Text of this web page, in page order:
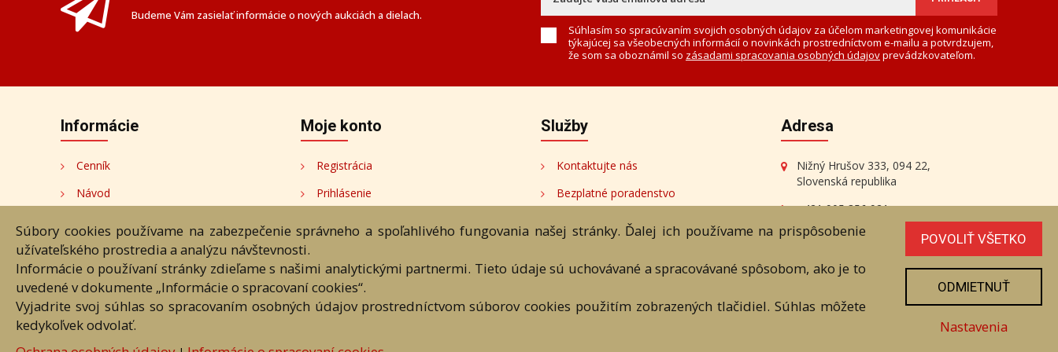
Budeme Vám zasielať informácie o nových aukciách a dielach.
Súhlasím so spracúvaním svojich osobných údajov za účelom marketingovej komunikácie
týkajúcej sa všeobecných informácií o novinkách prostredníctvom e-mailu a potvrdzujem,
že som sa oboznámil so zásadami spracovania osobných údajovprevádzkovateľom.
Informácie
Cenník
Návod
Cookies
Nastavenia cookies
Moje konto
Registrácia
Prihlásenie
Služby
Kontaktujte nás
Bezplatné poradenstvo
Adresa
Nižný Hrušov 333, 094 22,
Slovenská republika
+421 905 356 921
+421 905 959 101
Súbory cookies používame na zabezpečenie správneho a spoľahlivého fungovania našej stránky. Ďalej ich používame na prispôsobenie
užívateľského prostredia a analýzu návštevnosti.
Informácie o používaní stránky zdieľame s našimi analytickými partnermi. Tieto údaje sú uchovávané a spracovávané spôsobom, ako je to
uvedené v dokumente „Informácie o spracovaní cookies“.
Vyjadrite svoj súhlas so spracovaním osobných údajov prostredníctvom súborov cookies použitím zobrazených tlačidiel. Súhlas môžete
kedykoľvek odvolať.
POVOLIŤ VŠETKO
ODMIETNUŤ
Nastavenia